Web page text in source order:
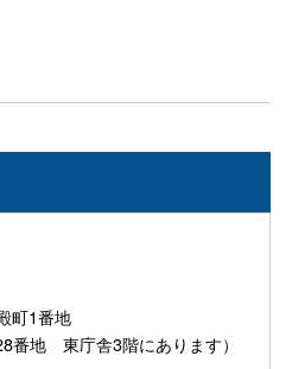
町1番地
番地 東庁舎3階にあります）